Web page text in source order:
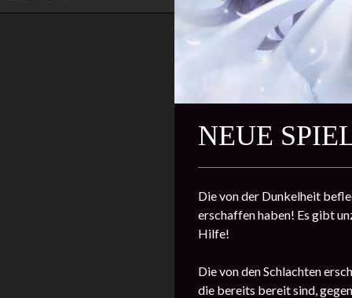
NEUE
Die von der Dunkelheit
erschaffen haben! Es gibt
Hilfe!
Die von den Schlachten
die bereits bereit sind,